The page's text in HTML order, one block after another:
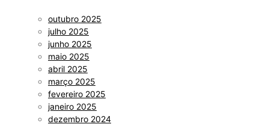
outubro 2025
julho 2025
junho 2025
maio 2025
abril 2025
março 2025
fevereiro 2025
janeiro 2025
dezembro 2024